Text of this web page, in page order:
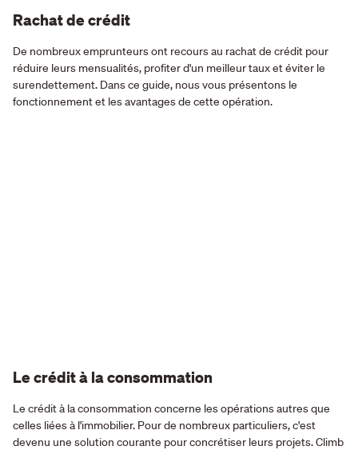
Rachat de crédit
De nombreux emprunteurs ont recours au rachat de crédit pour
réduire leurs mensualités, profiter d'un meilleur taux et éviter le
surendettement. Dans ce guide, nous vous présentons le
fonctionnement et les avantages de cette opération.
Le crédit à la consommation
Le crédit à la consommation concerne les opérations autres que
celles liées à l'immobilier. Pour de nombreux particuliers, c'est
devenu une solution courante pour concrétiser leurs projets. Climb